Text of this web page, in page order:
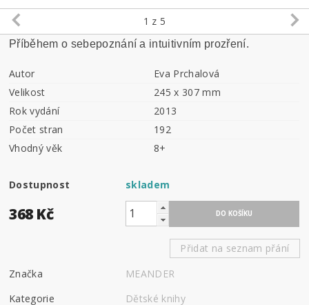
1 z 5
Příběhem o sebepoznání a intuitivním prozření.
Autor
Eva Prchalová
Velikost
245 x 307 mm
Rok vydání
2013
Počet stran
192
Vhodný věk
8+
Dostupnost skladem
368 Kč
Přidat na seznam přání
Značka
MEANDER
Kategorie
Dětské knihy